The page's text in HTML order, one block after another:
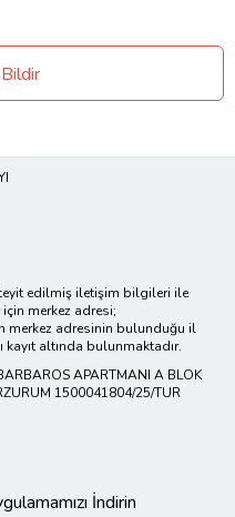
teyit edilmiş iletişim bilgileri ile
merkez adresi;
merkez adresinin bulunduğu il
altında bulunmaktadır.
APARTMANI A BLOK
1500041804/25/TUR
İndirin